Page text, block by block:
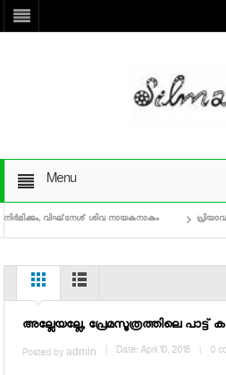
Menu
വിഘ്‌നേശ് ശിവ നായകനാകും
അല്ലേയല്ലേ, പ്രേമസൂത്രത്തിലെ പാട്ട്
Posted byadmin | Date: April 10, 2018 | 0